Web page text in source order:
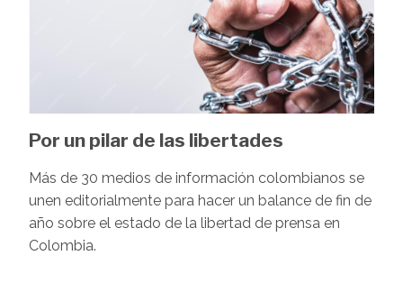
Por un pilar de las libertades
Más de 30 medios de información colombianos se
unen editorialmente para hacer un balance de fin de
año sobre el estado de la libertad de prensa en
Colombia.